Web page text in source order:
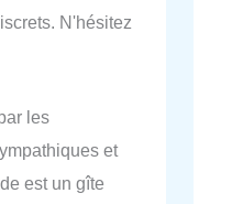
N'hésitez
les
et
est un gîte